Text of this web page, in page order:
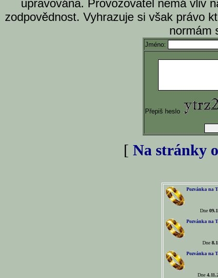
upravována. Provozovatel nemá vliv
zodpovědnost. Vyhrazuje si však právo
normám
Jméno:
Přepiš heslo
[ Na stránky
Pozvánka na
Dne
Pozvánka na
Dne
Pozvánka na
Dne